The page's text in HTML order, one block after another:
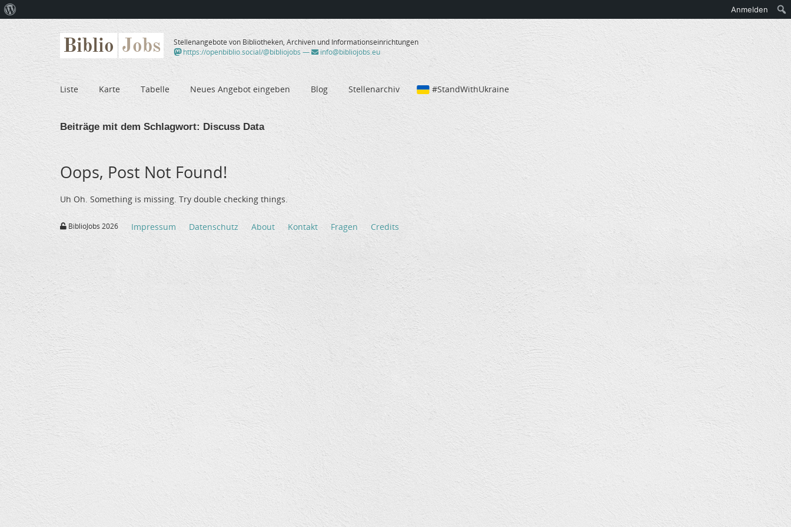
Biblio Jobs
Stellenangebote von Bibliotheken, Archiven und Informationseinrichtungen
https://openbiblio.social/@bibliojobs — info@bibliojobs.eu
Liste Karte Tabelle Neues Angebot eingeben Blog Stellenarchiv #StandWithUkraine
Beiträge mit dem Schlagwort: Discuss Data
Oops, Post Not Found!
Uh Oh. Something is missing. Try double checking things.
BiblioJobs 2026 Impressum Datenschutz About Kontakt Fragen Credits
WordPress
Anmelden